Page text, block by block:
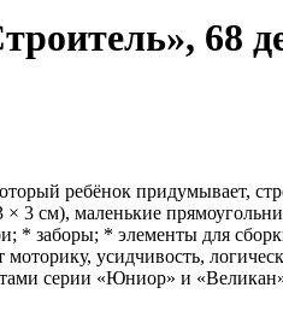
68
ребёнок придумывает,
3 см), маленькие
* заборы; * элементы для
моторику, усидчивость,
серии «Юниор» и